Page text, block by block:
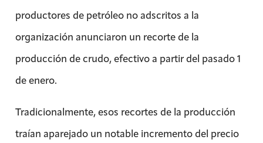
productores de petróleo no adscritos a la
organización anunciaron un recorte de la
producción de crudo, efectivo a partir del pasado 1
de enero.
Tradicionalmente, esos recortes de la producción
traían aparejado un notable incremento del precio